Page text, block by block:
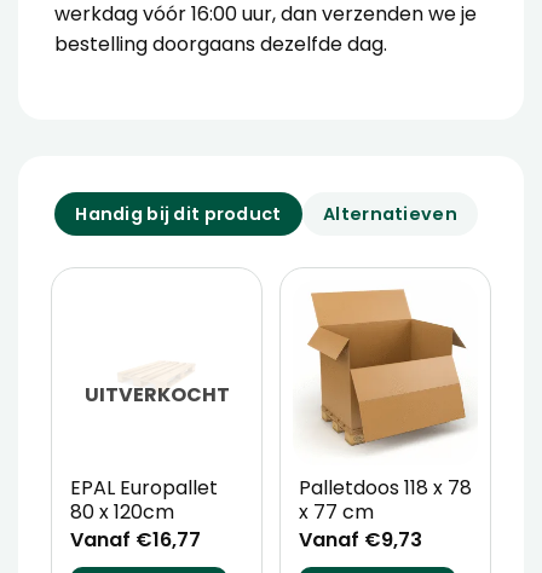
werkdag vóór 16:00 uur, dan verzenden we je
bestelling doorgaans dezelfde dag.
Handig bij dit product Alternatieven
UITVERKOCHT
EPAL Europallet
80 x 120cm
Vanaf €16,77
Palletdoos 118 x 78
x 77 cm
Vanaf €9,73